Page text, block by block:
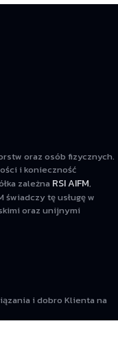
oraz osób fizycznych.
i konieczność
zależna RSI AIFM,
świadczy tę usługę w
oraz unijnymi
i dobro Klienta na